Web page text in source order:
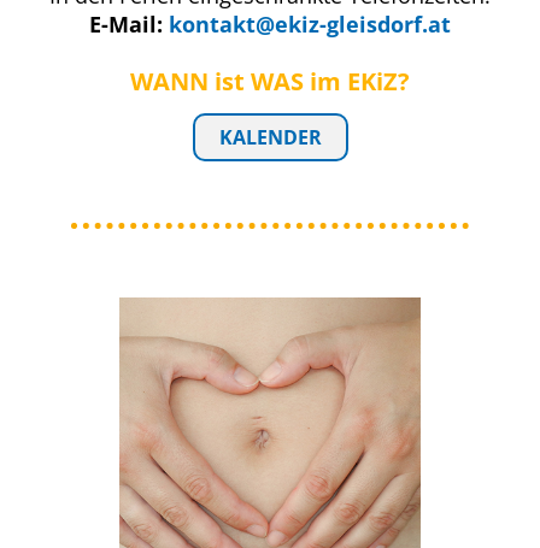
E-Mail: kontakt@ekiz-gleisdorf.at
WANN ist WAS im EKiZ?
KALENDER